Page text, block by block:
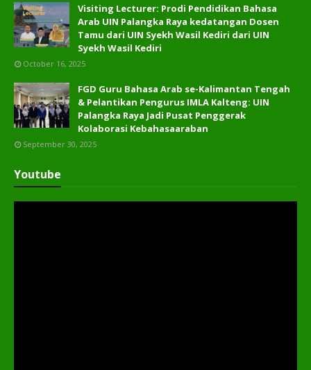
Visiting Lecturer: Prodi Pendidikan Bahasa
Arab UIN Palangka Raya kedatangan Dosen
Tamu dari UIN Syekh Wasil Kediri dari UIN
Syekh Wasil Kediri
October 16, 2025
FGD Guru Bahasa Arab se-Kalimantan Tengah
& Pelantikan Pengurus IMLA Kalteng: UIN
Palangka Raya Jadi Pusat Penggerak
Kolaborasi Kebahasaaraban
September 30, 2025
Youtube